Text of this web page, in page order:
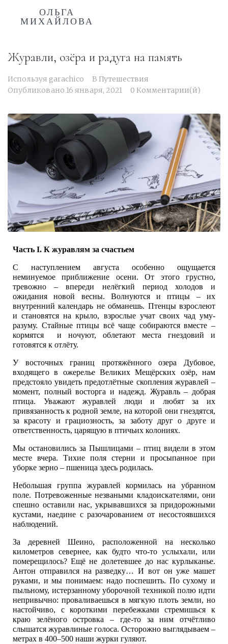
ОЛЬГА
МИХАЙЛОВА
Журавли, озёра и радуга на память
Используя garachico В Путешествия
Опубликовано 16 января, 2021 0 Комментарии(й)
Часть I. К журавлям за счастьем
С наступлением августа особенно ощущается
неминуемое приближение осени. От этого грустно,
тревожно – впереди нелёгкий период холодов и
ожидания новой весны. Волнуются и птицы – их
внутренний календарь не обманешь. Птенцы взрослеют
и становятся на крыло, взрослые учат своих чад уму-
разуму. Стайные птицы всё чаще собираются вместе –
кормятся и ночуют, облетают места гнездовий и
готовятся к отлёту.
У восточных границ протяжённого озера Дубовое,
входящего в ожерелье Великих Мещёрских озёр, нам
предстояло увидеть предотлётные скопления журавлей –
момент, полный восторга и надежд. Журавль – добрая
птица. Уважают журавлей люди и любят за их
привязанность к родной земле, на которой они гнездятся,
за красоту и грациозность, за заботу друг о друге и
ответственность, царящую в птичьих колониях.
Мы остановились за Пышлицами – птиц видели в этом
месте вчера. Тихие поля стерни и просыпанное при
уборке зерно – пшеница здесь родилась.
Небольшая группа журавлей кормилась на убранном
поле. Потревоженные незваными кладоискателями, они
спешно оставили нас, укрывавшихся за придорожными
кустами, наедине с разочарованием от несостоявшихся
наблюдений.
За деревней Шеино, расположенной на несколько
километров севернее, как будто что-то услыхали, или
померещилось? Ещё не долетевшее до нас курлыканье.
Антон отправился на разведку… И вот он уже машет
руками, и мы понимаем: надо поспешить. По сухому и
пыльному, истерзанному уборочной техникой полю идти
непривычно: проваливаешься в мягкую плоть земли, но
настойчиво, с короткими перебежками стремишься к
краю зелёного островка – где-то за ним отчётливо
слышатся журавлиные голоса. Осторожно выглядываем –
метрах в 400–500 наши журки гуляют.